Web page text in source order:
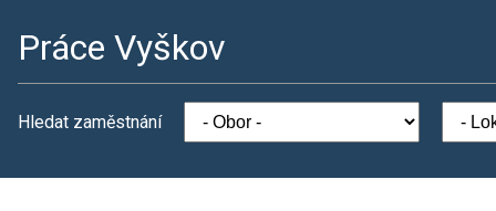
Práce Vyškov
Hledat zaměstnání